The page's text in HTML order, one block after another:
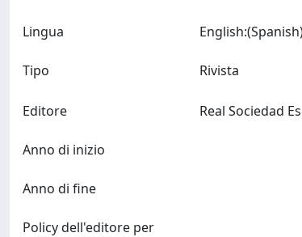
Lingua
Tipo Rivista
Editore
Anno di inizio
Anno di fine
Policy dell'editore per